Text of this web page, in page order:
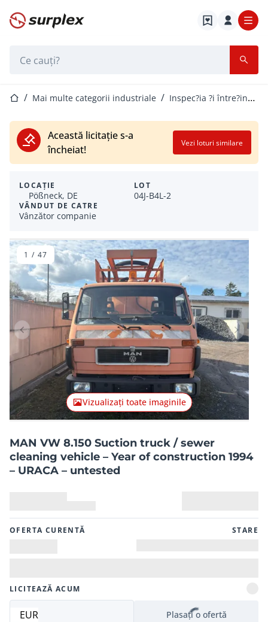
Pagina de start
Pagina de start
Mai multe categorii industriale Inspec?ia ?i între?inerea canalizarii
Această licitație s-a
încheiat!
Vezi loturi similare
LOCAȚIE
Pößneck, DE
VÂNDUT DE CATRE
Vânzător companie
LOT
04J-B4L-2
Articolul anterior
Vizualizați toate imaginile
1 / 47
MAN VW 8.150 Suction truck / sewer
cleaning vehicle – Year of construction 1994
– URACA – untested
OFERTA CURENTĂ STARE
LICITEAZĂ ACUM
EUR Plasați o ofertă